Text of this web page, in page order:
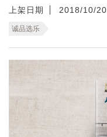
上架日期 2018/10/20
诚品选乐